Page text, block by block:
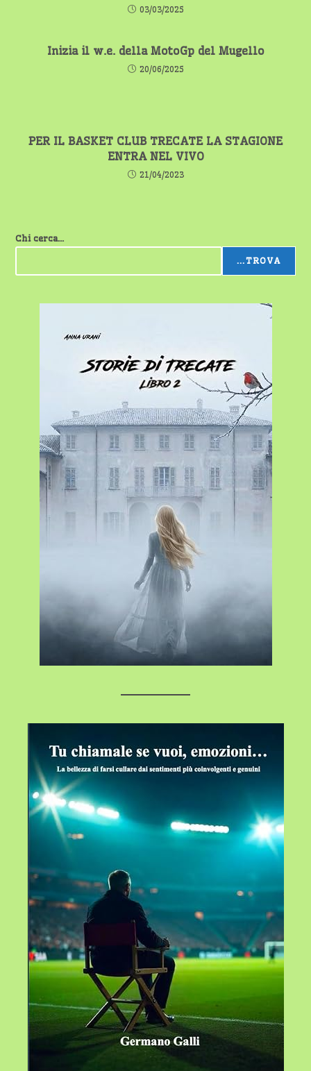
03/03/2025
Inizia il w.e. della MotoGp del Mugello
20/06/2025
PER IL BASKET CLUB TRECATE LA STAGIONE
ENTRA NEL VIVO
21/04/2023
Chi cerca...
...TROVA